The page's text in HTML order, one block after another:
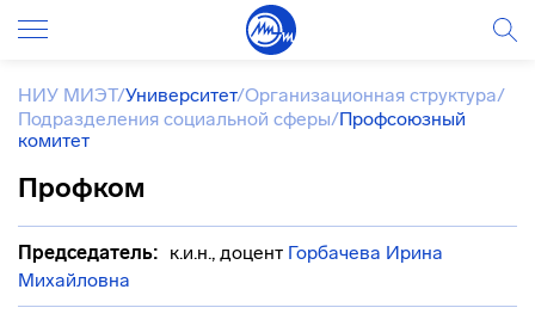
НИУ МИЭТ/Университет/Организационная структура/
Подразделения социальной сферы/Профсоюзный
комитет
Профком
Председатель: к.и.н., доцент Горбачева Ирина
Михайловна